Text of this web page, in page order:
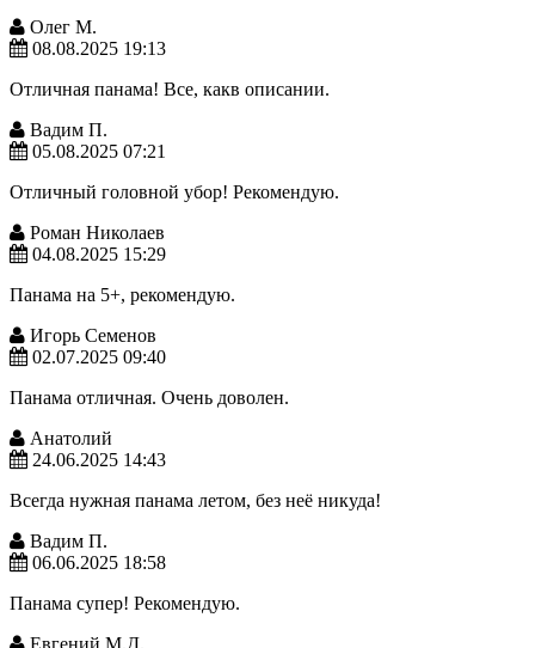
Олег М.
08.08.2025 19:13
Отличная панама! Все, какв описании.
Вадим П.
05.08.2025 07:21
Отличный головной убор! Рекомендую.
Роман Николаев
04.08.2025 15:29
Панама на 5+, рекомендую.
Игорь Семенов
02.07.2025 09:40
Панама отличная. Очень доволен.
Анатолий
24.06.2025 14:43
Всегда нужная панама летом, без неё никуда!
Вадим П.
06.06.2025 18:58
Панама супер! Рекомендую.
Евгений М.Д.